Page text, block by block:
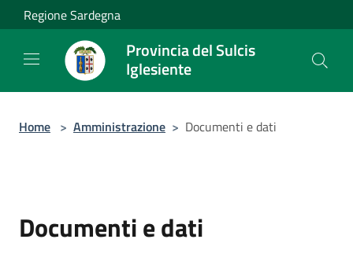
Salta al contenuto principale
Regione Sardegna
Provincia del Sulcis
Iglesiente
Home > Amministrazione > Documenti e dati
Documenti e dati